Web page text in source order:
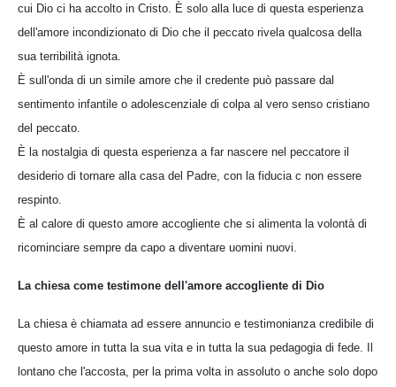
cui Dio ci ha accolto in Cristo. È solo alla luce di questa esperienza
dell'amore incondizionato di Dio che il peccato rivela qualcosa della
sua terribilità ignota.
È sull'onda di un simile amore che il credente può passare dal
sentimento infantile o adolescenziale di colpa al vero senso cristiano
del peccato.
È la nostalgia di questa esperienza a far nascere nel peccatore il
desiderio di tornare alla casa del Padre, con la fiducia c non essere
respinto.
È al calore di questo amore accogliente che si alimenta la volontà di
ricominciare sempre da capo a diventare uomini nuovi.
La chiesa come testimone dell'amore accogliente di Dio
La chiesa è chiamata ad essere annuncio e testimonianza credibile di
questo amore in tutta la sua vita e in tutta la sua pedagogia di fede. Il
lontano che l'accosta, per la prima volta in assoluto o anche solo dopo